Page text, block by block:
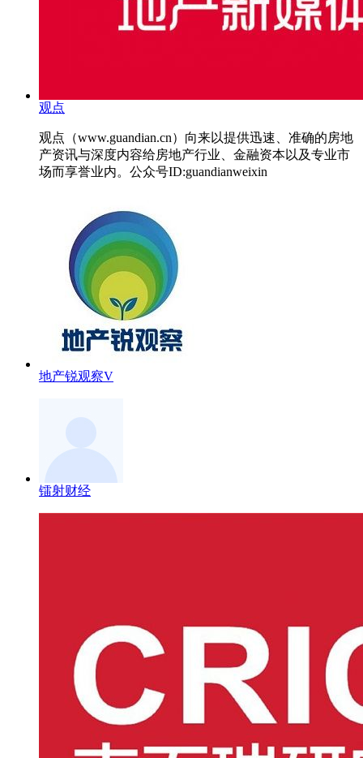
观点
观点（www.guandian.cn）向来以提供迅速、准确的房地
产资讯与深度内容给房地产行业、金融资本以及专业市
场而享誉业内。公众号ID:guandianweixin
地产锐观察V
镭射财经